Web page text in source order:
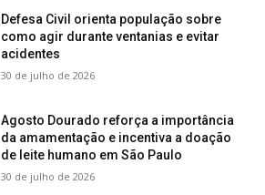
Defesa Civil orienta população sobre
como agir durante ventanias e evitar
acidentes
30 de julho de 2026
Agosto Dourado reforça a importância
da amamentação e incentiva a doação
de leite humano em São Paulo
30 de julho de 2026